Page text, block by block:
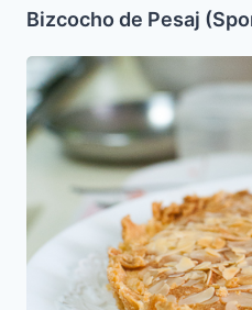
Bizcocho de Pesaj
Tarta
de
Almendras